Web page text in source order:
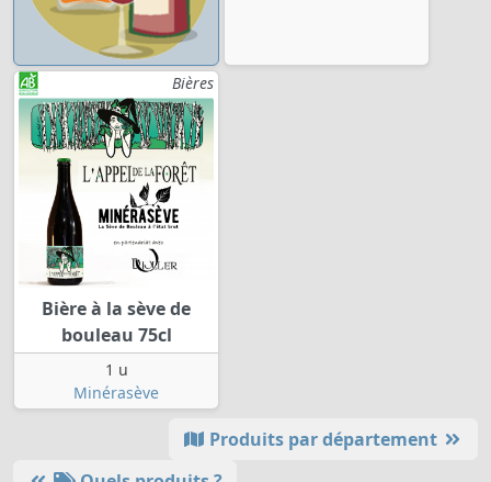
Bières
Bière à la sève de
bouleau 75cl
1 u
Minérasève
Produits par département